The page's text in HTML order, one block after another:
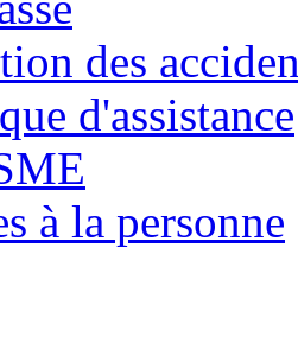
des
d'assistance
à la personne